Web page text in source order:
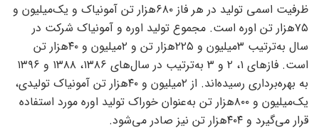
ظرفیت اسمی تولید در هر فاز ۶۸۰هزار تن آمونیاک و یک‌میلیون و
۷۵هزار تن اوره است. مجموع تولید اوره و آمونیاک شرکت در
سال به‌‌‌ترتیب ۳میلیون و ۲۲۵هزار تن و ۲میلیون و ۴۰هزار تن
است. فازهای ۱، ۲ و ۳ به‌‌‌ترتیب در سال‌های ۱۳۸۶، ۱۳۸۸ و ۱۳۹۶
به بهره‌‌‌برداری رسیده‌‌‌اند. از ۲میلیون و ۴۰هزار تن آمونیاک تولیدی،
یک‌میلیون و ۸۰۰هزار تن به‌عنوان خوراک تولید اوره مورد استفاده
قرار می‌گیرد و ۴۰۴هزار تن نیز صادر می‌شود.